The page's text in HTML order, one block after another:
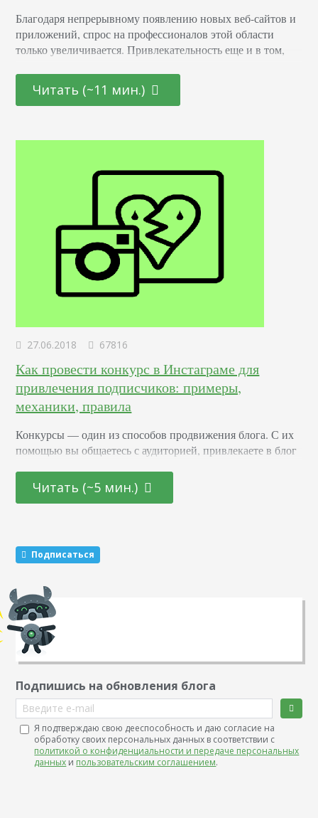
Благодаря непрерывному появлению новых веб-сайтов и
приложений, спрос на профессионалов этой области
только увеличивается. Привлекательность еще и в том,
переосмысления карьерного пути и готов начать все с
интерфейсов для сайтов и приложений. Он…
Читать (~11 мин.)
27.06.2018 67816
Как провести конкурс в Инстаграме для
привлечения подписчиков: примеры,
механики, правила
Конкурсы –– один из способов продвижения блога. С их
помощью вы общаетесь с аудиторией, привлекаете в блог
что вы обещаете участникам подарок за то, что они тем
или иным образом расскажут о вас другим пользователям.
механики, которые маркетологи советуют чередовать…
Читать (~5 мин.)
Подписаться
Подпишись на обновления блога
Введите e-mail
Я подтверждаю свою дееспособность и даю согласие на
обработку своих персональных данных в соответствии с
политикой о конфиденциальности и передаче персональных
данных и пользовательским соглашением.